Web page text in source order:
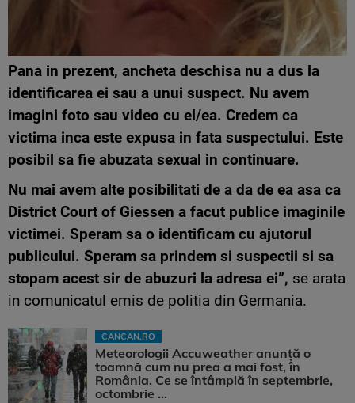
Pana in prezent, ancheta deschisa nu a dus la
identificarea ei sau a unui suspect. Nu avem
imagini foto sau video cu el/ea. Credem ca
victima inca este expusa in fata suspectului. Este
posibil sa fie abuzata sexual in continuare.
Nu mai avem alte posibilitati de a da de ea asa ca
District Court of Giessen a facut publice imaginile
victimei. Speram sa o identificam cu ajutorul
publicului. Speram sa prindem si suspectii si sa
stopam acest sir de abuzuri la adresa ei”, se arata
in comunicatul emis de politia din Germania.
CANCAN.RO
Meteorologii Accuweather anunță o
toamnă cum nu prea a mai fost, în
România. Ce se întâmplă în septembrie,
octombrie ...